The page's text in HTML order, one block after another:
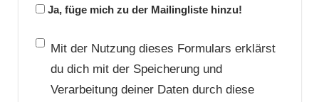
Ja, füge mich zu der Mailingliste hinzu!
Mit der Nutzung dieses Formulars erklärst
du dich mit der Speicherung und
Verarbeitung deiner Daten durch diese